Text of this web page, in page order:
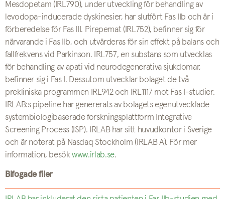
Mesdopetam (IRL790), under utveckling för behandling av
levodopa-inducerade dyskinesier, har slutfört Fas IIb och är i
förberedelse för Fas III. Pirepemat (IRL752), befinner sig för
närvarande i Fas IIb, och utvärderas för sin effekt på balans och
fallfrekvens vid Parkinson. IRL757, en substans som utvecklas
för behandling av apati vid neurodegenerativa sjukdomar,
befinner sig i Fas I. Dessutom utvecklar bolaget de två
prekliniska programmen IRL942 och IRL1117 mot Fas I-studier.
IRLAB:s pipeline har genererats av bolagets egenutvecklade
systembiologibaserade forskningsplattform Integrative
Screening Process (ISP). IRLAB har sitt huvudkontor i Sverige
och är noterat på Nasdaq Stockholm (IRLAB A). För mer
information, besökwww.irlab.se.
Bifogade filer